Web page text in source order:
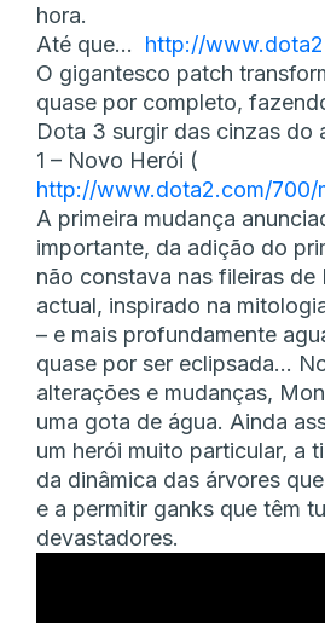
hora.
Até que… http://
O gigantesco patch
quase por completo,
Dota 3 surgir das cinzas do
1 – Novo Herói (
http://www.dota2.com/700/
A primeira mudança
importante, da adição do
não constava nas fileiras de
actual, inspirado na
– e mais profundamente
quase por ser eclipsada…
alterações e mudanças,
uma gota de água. Ainda
um herói muito particular, a
da dinâmica das árvores
e a permitir ganks que têm
devastadores.